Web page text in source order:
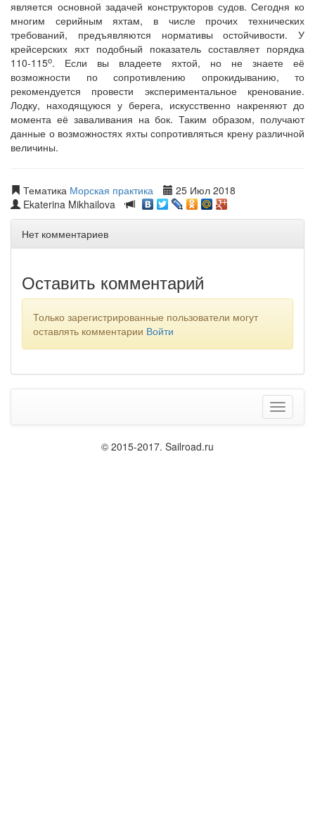
является основной задачей конструкторов судов. Сегодня ко
многим серийным яхтам, в числе прочих технических
требований, предъявляются нормативы остойчивости. У
крейсерских яхт подобный показатель составляет порядка
110-115о. Если вы владеете яхтой, но не знаете её
возможности по сопротивлению опрокидыванию, то
рекомендуется провести экспериментальное кренование.
Лодку, находящуюся у берега, искусственно накреняют до
момента её заваливания на бок. Таким образом, получают
данные о возможностях яхты сопротивляться крену различной
величины.
Тематика Морская практика
25 Июл 2018
Ekaterina Mikhailova
Нет комментариев
Оставить комментарий
Только зарегистрированные пользователи могут
оставлять комментарии Войти
Меню
© 2015-2017. Sailroad.ru